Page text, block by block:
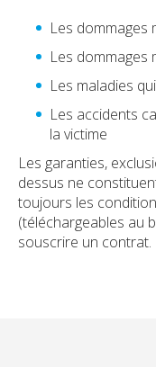
Les dommages
Les dommages
Les maladies
Les accidents
la victime
Les garanties,
dessus ne
toujours les
(téléchargeables au
souscrire un contrat.